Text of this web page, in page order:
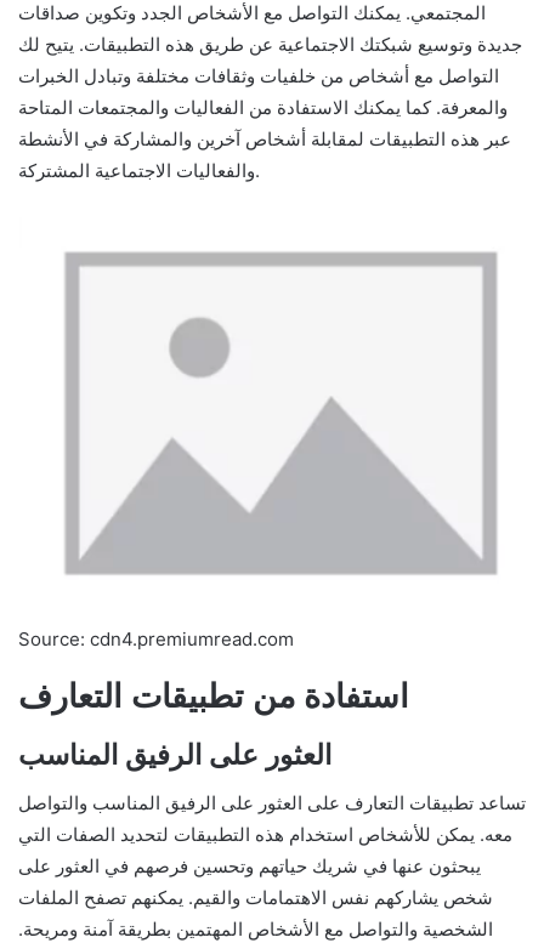
المجتمعي. يمكنك التواصل مع الأشخاص الجدد وتكوين صداقات
جديدة وتوسيع شبكتك الاجتماعية عن طريق هذه التطبيقات. يتيح لك
التواصل مع أشخاص من خلفيات وثقافات مختلفة وتبادل الخبرات
والمعرفة. كما يمكنك الاستفادة من الفعاليات والمجتمعات المتاحة
عبر هذه التطبيقات لمقابلة أشخاص آخرين والمشاركة في الأنشطة
والفعاليات الاجتماعية المشتركة.
Source: cdn4.premiumread.com
استفادة من تطبيقات التعارف
العثور على الرفيق المناسب
تساعد تطبيقات التعارف على العثور على الرفيق المناسب والتواصل
معه. يمكن للأشخاص استخدام هذه التطبيقات لتحديد الصفات التي
يبحثون عنها في شريك حياتهم وتحسين فرصهم في العثور على
شخص يشاركهم نفس الاهتمامات والقيم. يمكنهم تصفح الملفات
الشخصية والتواصل مع الأشخاص المهتمين بطريقة آمنة ومريحة.